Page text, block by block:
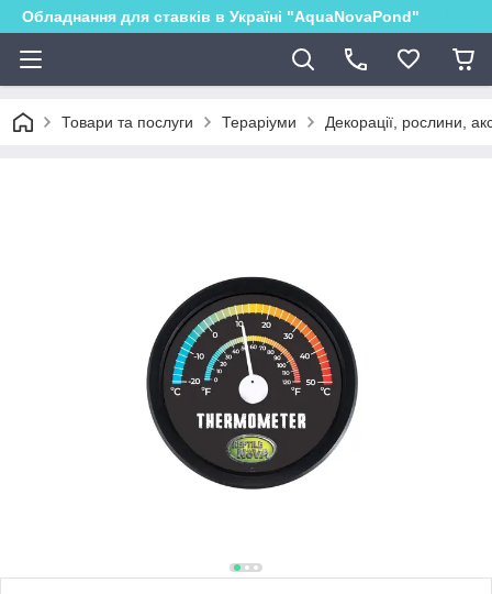
Обладнання для ставків в Україні "AquaNovaPond"
Товари та послуги Тераріуми Декорації, рослини,